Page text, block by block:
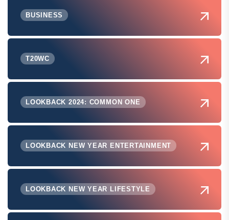
BUSINESS
T20WC
LOOKBACK 2024: COMMON ONE
LOOKBACK NEW YEAR ENTERTAINMENT
LOOKBACK NEW YEAR LIFESTYLE